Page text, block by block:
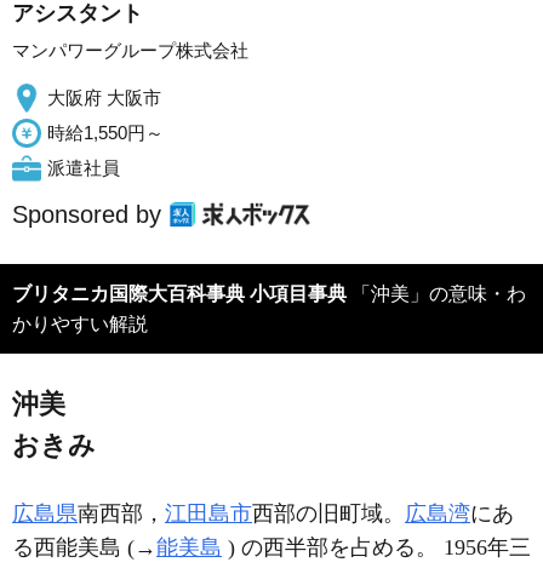
アシスタント
マンパワーグループ株式会社
大阪府 大阪市
時給1,550円～
派遣社員
Sponsored by
ブリタニカ国際大百科事典 小項目事典 「沖美」の意味・わ
かりやすい解説
沖美
おきみ
広島県南西部， 江田島市西部の旧町域。 広島湾にあ
る西能美島 (→能美島 ) の西半部を占める。 1956年三